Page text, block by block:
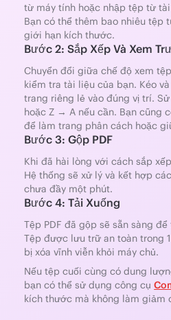
từ máy tính hoặc nhập tệp từ
Bạn có thể thêm bao nhiêu tệp
giới hạn kích thước.
Bước 2: Sắp Xếp Và Xem
Chuyển đổi giữa chế độ xem
kiểm tra tài liệu của bạn. Kéo
trang riêng lẻ vào đúng vị trí.
hoặc Z → A nếu cần. Bạn cũng
để làm trang phân cách hoặc
Bước 3: Gộp PDF
Khi đã hài lòng với cách sắp
Hệ thống sẽ xử lý và kết hợp
chưa đầy một phút.
Bước 4: Tải Xuống
Tệp PDF đã gộp sẽ sẵn sàng
Tệp được lưu trữ an toàn trong
bị xóa vĩnh viễn khỏi máy chủ.
Nếu tệp cuối cùng có dung
bạn có thể sử dụng công cụ
kích thước mà không làm giảm